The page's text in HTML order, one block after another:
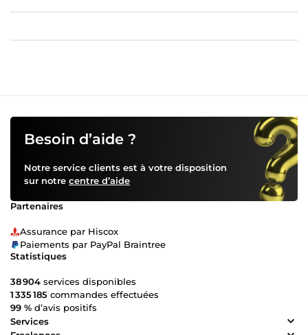
Besoin d’aide ?
Notre service clients est à votre disposition
sur notre centre d’aide
Partenaires
Assurance par Hiscox
Paiements par PayPal Braintree
Statistiques
38 904 services disponibles
1 335 185 commandes effectuées
99 % d’avis positifs
Services